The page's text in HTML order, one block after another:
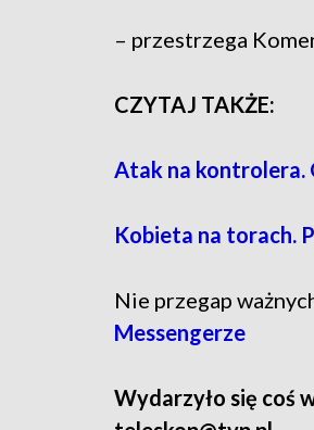
– przestrzega
CZYTAJ TAKŻE:
Atak na kontrolera.
Kobieta na torach.
Nie przegap
Messengerze
Wydarzyło się coś